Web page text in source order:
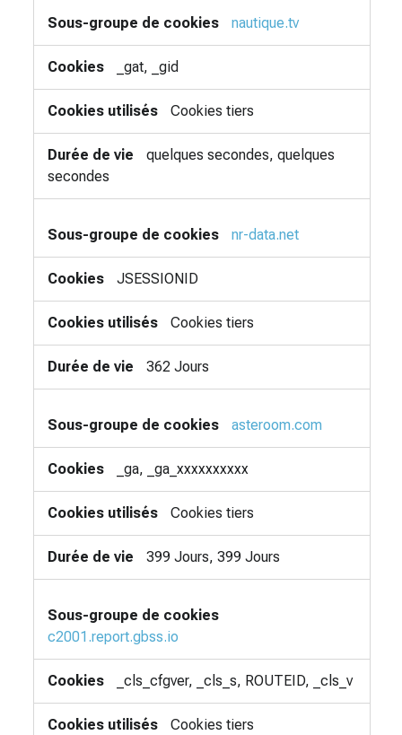
nautique.tv
_gat, _gid
Cookies tiers
quelques secondes, quelques
secondes
nr-data.net
JSESSIONID
Cookies tiers
362 Jours
asteroom.com
_ga, _ga_xxxxxxxxxx
Cookies tiers
399 Jours, 399 Jours
c2001.report.gbss.io
_cls_cfgver, _cls_s, ROUTEID, _cls_v
Cookies tiers